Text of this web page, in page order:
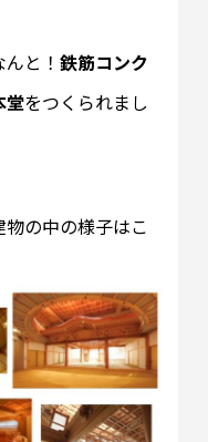
と！ 鉄筋コンク
堂をつくられまし
の中の様子はこ